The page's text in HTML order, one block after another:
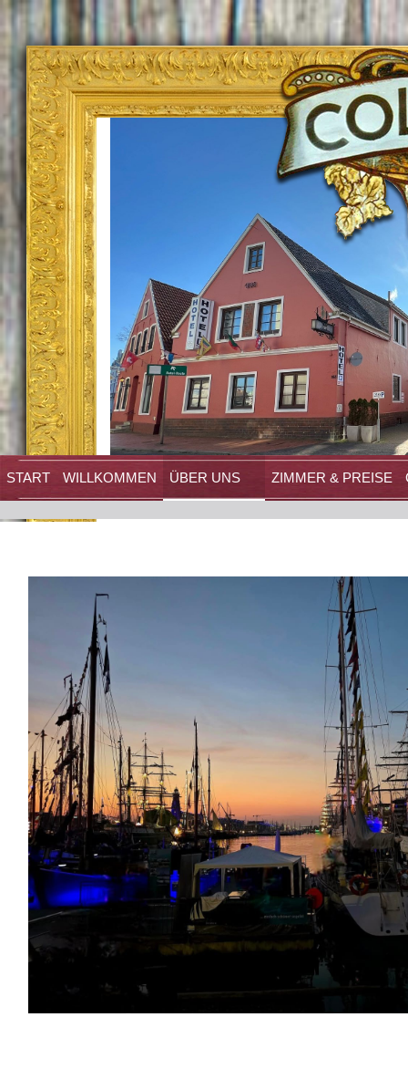
START WILLKOMMEN ÜBER UNS ZIMMER & PREISE